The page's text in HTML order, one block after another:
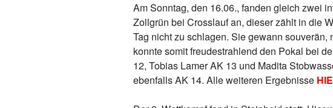
Am Sonntag, den 16.06., fanden gleich zwei
Zollgrün bei Crosslauf an, dieser zählt in die
Tag nicht zu schlagen. Sie gewann
konnte somit freudestrahlend den Pokal bei
12, Tobias Lamer AK 13 und Madita
ebenfalls AK 14. Alle weiteren Ergebnisse